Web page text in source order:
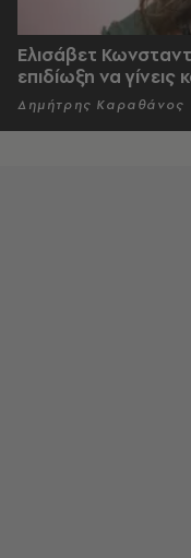
Ελισάβετ
επιδίωξη να γίνεις
Δημήτρης Καραθάνος